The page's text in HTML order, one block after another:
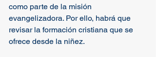
como parte de la misión
evangelizadora. Por ello, habrá que
revisar la formación cristiana que se
ofrece desde la niñez.